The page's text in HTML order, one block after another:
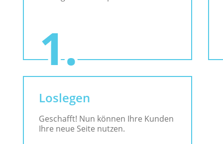
Loslegen
Geschafft! Nun können Ihre Kunden
Ihre neue Seite nutzen.